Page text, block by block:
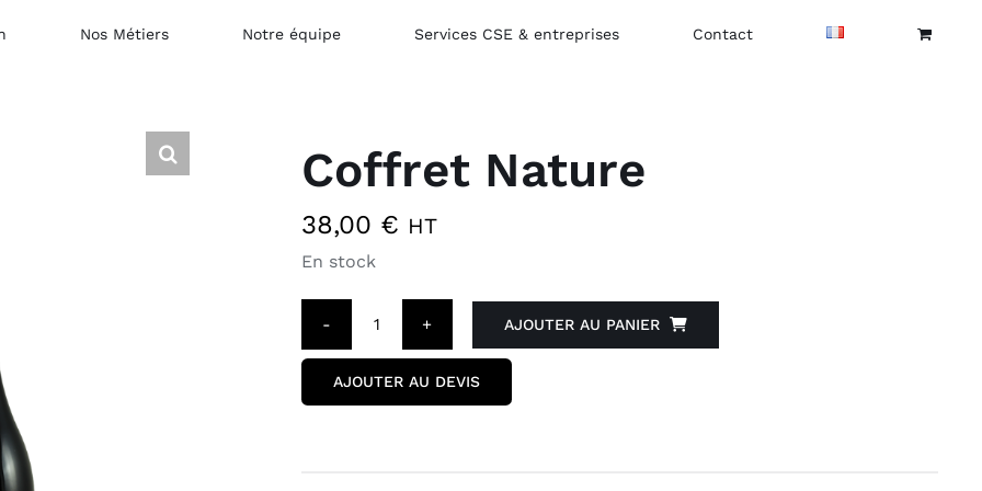
Nos Métiers Notre équipe Services CSE & entreprises Contact
Coffret Nature
38,00 € HT
En stock
AJOUTER AU PANIER
AJOUTER AU DEVIS